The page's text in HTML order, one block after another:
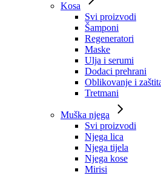
Kosa
Svi proizvodi
Šamponi
Regeneratori
Maske
Ulja i serumi
Dodaci prehrani
Oblikovanje i
Tretmani
Muška njega
Svi proizvodi
Njega lica
Njega tijela
Njega kose
Mirisi